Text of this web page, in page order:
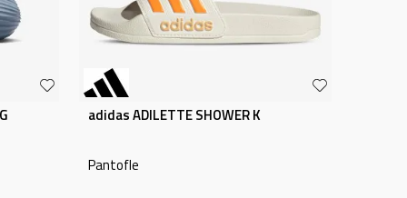
adidas ADILETTE SHOWER K
Pantofle